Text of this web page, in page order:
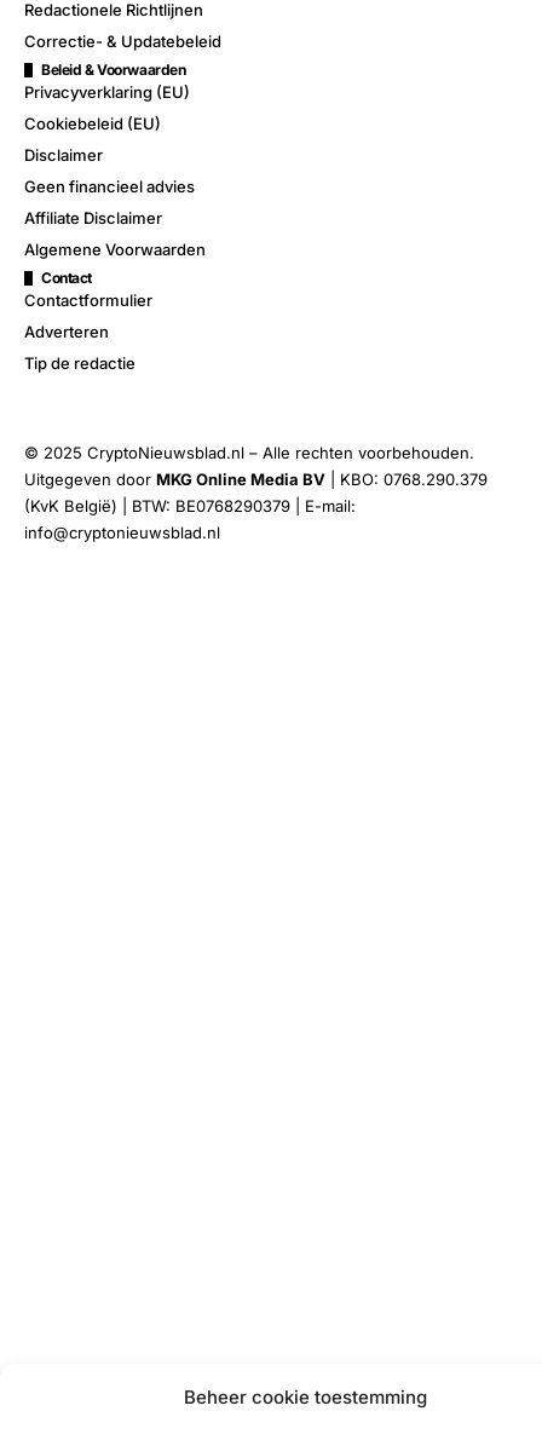
Beheer cookie toestemming
Redactionele Richtlijnen
Correctie- & Updatebeleid
Beleid & Voorwaarden
Privacyverklaring (EU)
Cookiebeleid (EU)
Disclaimer
Geen financieel advies
Affiliate Disclaimer
Algemene Voorwaarden
Contact
Contactformulier
Adverteren
Tip de redactie
© 2025 CryptoNieuwsblad.nl – Alle rechten voorbehouden.
Uitgegeven door MKG Online Media BV | KBO: 0768.290.379
(KvK België) | BTW: BE0768290379 | E-mail:
info@cryptonieuwsblad.nl